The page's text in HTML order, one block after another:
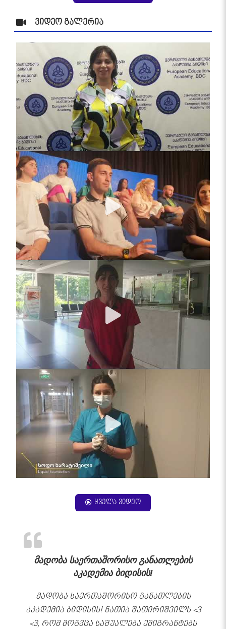
ვიდეო გალერია
ყველა ვიდეო
მადობა საერთაშორისო განათლების
აკადემია ბიდისის!
მადობა საერთაშორისო განათლების
აკადემია ბიდისის! ნათია შათირიშვილს <3
<3, რომ მოგვცა საშუალება ემიგრანტებს